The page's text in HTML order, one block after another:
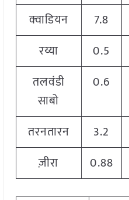
क्वाडियन
7.8
रय्या
0.5
तलवंडी
साबो
0.6
तरनतारन 3.2
ज़ीरा
0.88